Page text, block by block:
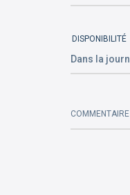
DISPONIBILITÉ
COMMENTAIRE